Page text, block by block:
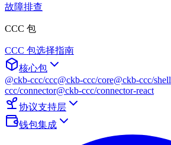
故障排查
CCC 包
CCC 包选择指南
核心包
@ckb-ccc/ccc@ckb-ccc/core@ckb-ccc/shell
ccc/connector@ckb-ccc/connector-react
协议支持层
钱包集成